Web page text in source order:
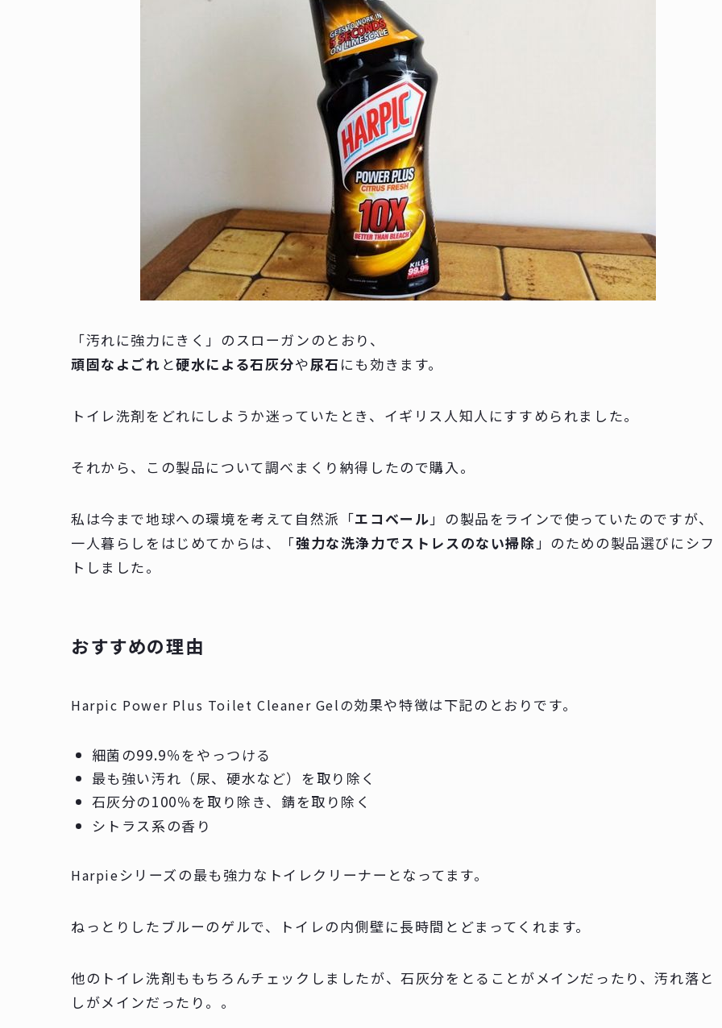
「汚れに強力にきく 」のスローガンのとおり、
頑固なよごれ と硬水による石灰分や尿石 にも効きます。
トイレ洗剤をどれにしようか迷っていたとき、イギリス人知人にすすめられました。
それから、この製品について調べまくり納得したので購入。
私は今まで地球への環境を考えて自然派「エコベール」の製品をラインで使っていたのですが、
一人暮らしをはじめてからは、「強力な洗浄力でストレスのない掃除」のための製品選びにシフ
トしました。
おすすめの理由
Harpic Power Plus Toilet Cleaner Gelの効果や特徴は下記のとおりです。
細菌の99.9％をやっつける
最も強い汚れ（尿、硬水など）を取り除く
石灰分の100％を取り除き、錆を取り除く
シトラス系の香り
Harpieシリーズの最も強力なトイレクリーナーとなってます。
ねっとりしたブルーのゲルで、トイレの内側壁に長時間とどまってくれます。
他のトイレ洗剤ももちろんチェックしましたが、石灰分をとることがメインだったり、汚れ落と
しがメインだったり。。